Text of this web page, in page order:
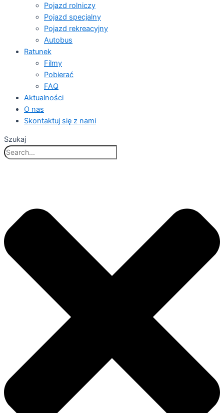
Pojazd rolniczy
Pojazd specjalny
Pojazd rekreacyjny
Autobus
Ratunek
Filmy
Pobierać
FAQ
Aktualności
O nas
Skontaktuj się z nami
Szukaj